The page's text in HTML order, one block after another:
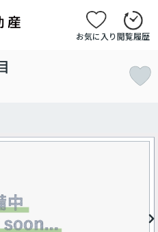
お気に入り閲覧履歴